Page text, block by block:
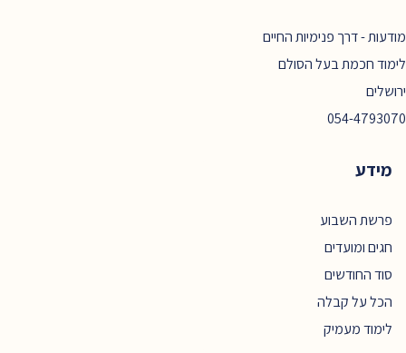
מודעות - דרך פנימיות החיים
לימוד חכמת בעל הסולם
ירושלים
054-4793070
מידע
פרשת השבוע
חגים ומועדים
סוד החודשים
הכל על קבלה
לימוד מעמיק